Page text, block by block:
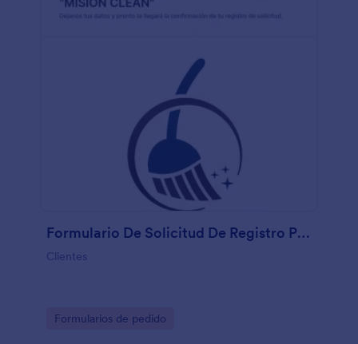
Formulario De Solicitud De Registro Para Servicio De Limpieza "Mision Clean"
Clientes
Go to Category:
Formularios de pedido